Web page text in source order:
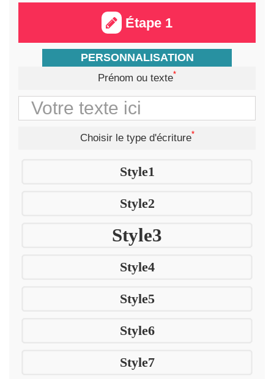
Étape 1
PERSONNALISATION
Prénom ou texte*
Choisir le type d'écriture*
Style1
Style2
Style3
Style4
Style5
Style6
Style7